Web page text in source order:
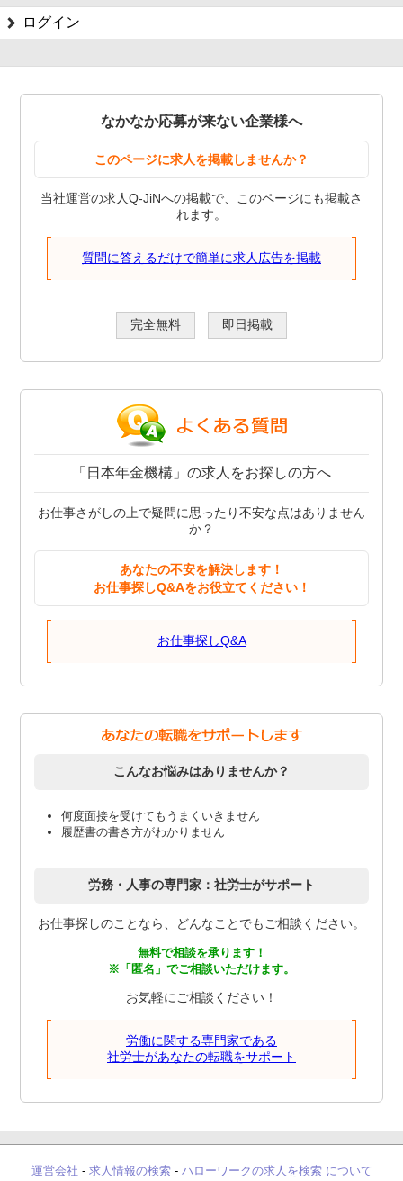
ログイン
なかなか応募が来ない企業様へ
このページに求人を掲載しませんか？
当社運営の求人Q-JiNへの掲載で、このページにも掲載さ
れます。
質問に答えるだけで簡単に求人広告を掲載
完全無料 即日掲載
「日本年金機構」の求人をお探しの方へ
お仕事さがしの上で疑問に思ったり不安な点はありません
か？
あなたの不安を解決します！
お仕事探しQ&Aをお役立てください！
お仕事探しQ&A
こんなお悩みはありませんか？
何度面接を受けてもうまくいきません
履歴書の書き方がわかりません
労務・人事の専門家：社労士がサポート
お仕事探しのことなら、どんなことでもご相談ください。
無料で相談を承ります！
※「匿名」でご相談いただけます。
お気軽にご相談ください！
労働に関する専門家である
社労士があなたの転職をサポート
運営会社 - 求人情報の検索- ハローワークの求人を検索 について